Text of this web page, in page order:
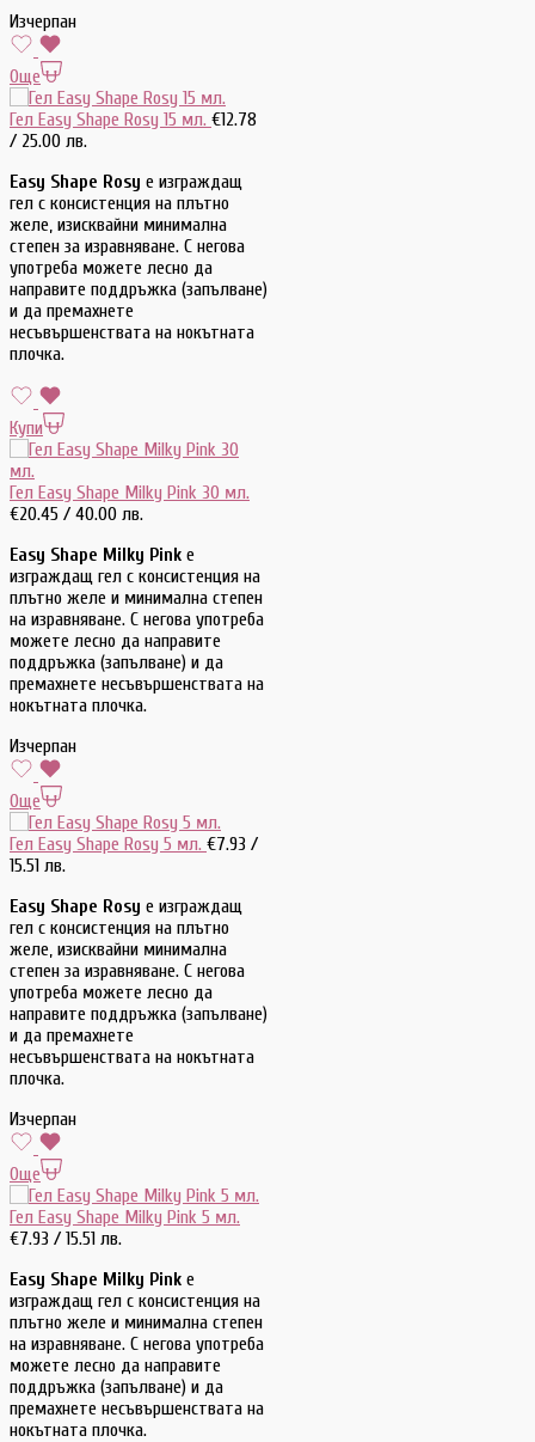
Изчерпан
Още
Гел Easy Shape Rosy 15 мл. €12.78
/ 25.00 лв.
Easy Shape Rosy е изграждащ
гел с консистенция на плътно
желе, изисквайни минимална
степен за изравняване. С негова
употреба можете лесно да
направите поддръжка (запълване)
и да премахнете
несъвършенствата на нокътната
плочка.
Купи
Гел Easy Shape Milky Pink 30 мл.
€20.45 / 40.00 лв.
Easy Shape Milky Pink е
изграждащ гел с консистенция на
плътно желе и минимална степен
на изравняване. С негова употреба
можете лесно да направите
поддръжка (запълване) и да
премахнете несъвършенствата на
нокътната плочка.
Изчерпан
Още
Гел Easy Shape Rosy 5 мл. €7.93 /
15.51 лв.
Easy Shape Rosy е изграждащ
гел с консистенция на плътно
желе, изисквайни минимална
степен за изравняване. С негова
употреба можете лесно да
направите поддръжка (запълване)
и да премахнете
несъвършенствата на нокътната
плочка.
Изчерпан
Още
Гел Easy Shape Milky Pink 5 мл.
€7.93 / 15.51 лв.
Easy Shape Milky Pink е
изграждащ гел с консистенция на
плътно желе и минимална степен
на изравняване. С негова употреба
можете лесно да направите
поддръжка (запълване) и да
премахнете несъвършенствата на
нокътната плочка.